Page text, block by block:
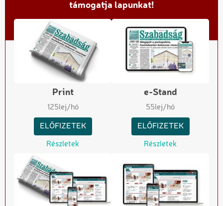
támogatja lapunkat!
Print
125lej/hó
ELŐFIZETEK
Részletek
e-Stand
55lej/hó
ELŐFIZETEK
Részletek